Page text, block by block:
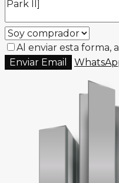
Al enviar esta forma,
Enviar Email